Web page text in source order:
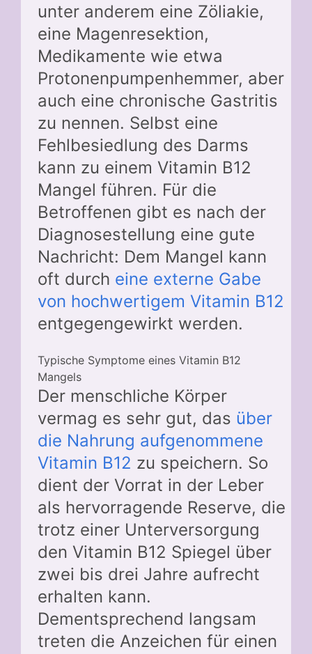
unter anderem eine Zöliakie,
eine Magenresektion,
Medikamente wie etwa
Protonenpumpenhemmer, aber
auch eine chronische Gastritis
zu nennen. Selbst eine
Fehlbesiedlung des Darms
kann zu einem Vitamin B12
Mangel führen. Für die
Betroffenen gibt es nach der
Diagnosestellung eine gute
Nachricht: Dem Mangel kann
oft durch eine externe Gabe
von hochwertigem Vitamin B12
entgegengewirkt werden.
Typische Symptome eines Vitamin B12
Mangels
Der menschliche Körper
vermag es sehr gut, das über
die Nahrung aufgenommene
Vitamin B12 zu speichern. So
dient der Vorrat in der Leber
als hervorragende Reserve, die
trotz einer Unterversorgung
den Vitamin B12 Spiegel über
zwei bis drei Jahre aufrecht
erhalten kann.
Dementsprechend langsam
treten die Anzeichen für einen